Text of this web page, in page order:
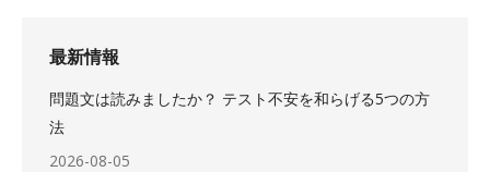
最新情報
問題文は読みましたか？ テスト不安を和らげる5つの方
法
2026-08-05